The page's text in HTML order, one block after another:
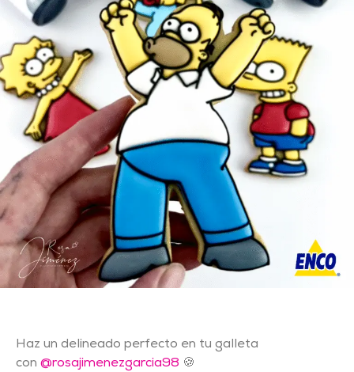
Haz un delineado perfecto en tu galleta
con @rosajimenezgarcia98 🍪